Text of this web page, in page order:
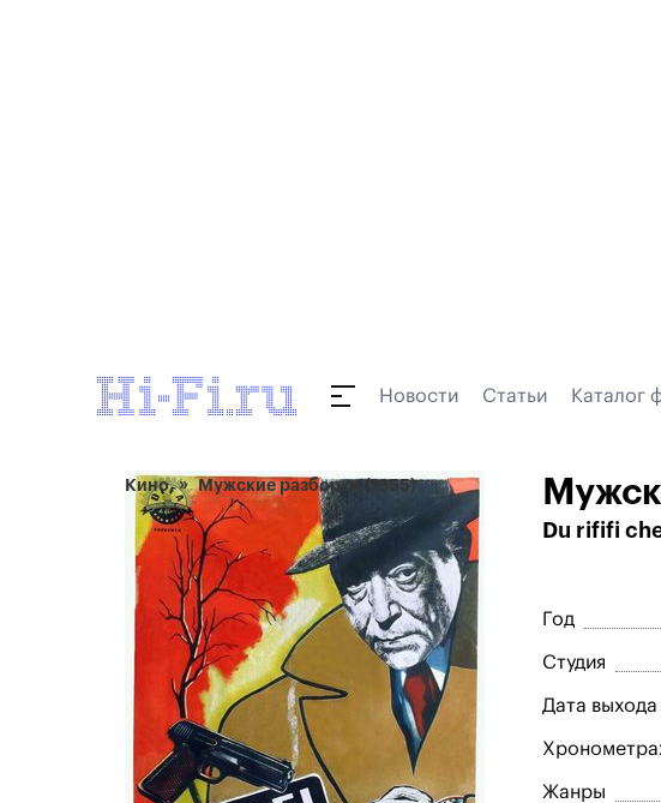
Новости Статьи Каталог
Кино Мужские разборки (1955)
Du rififi
Год
Студия
Дата выхода
Жанры